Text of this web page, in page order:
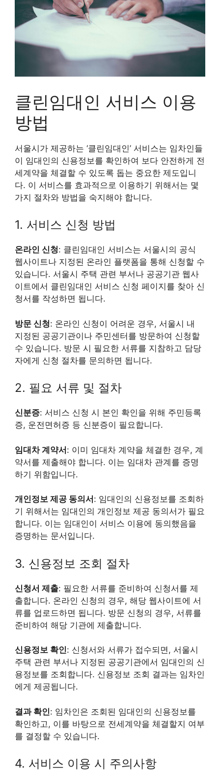
클린임대인 서비스 이용
방법
서울시가 제공하는 ‘클린임대인’ 서비스는 임차인들
이 임대인의 신용정보를 확인하여 보다 안전하게 전
세계약을 체결할 수 있도록 돕는 중요한 제도입니
다. 이 서비스를 효과적으로 이용하기 위해서는 몇
가지 절차와 방법을 숙지해야 합니다.
1. 서비스 신청 방법
온라인 신청: 클린임대인 서비스는 서울시의 공식
웹사이트나 지정된 온라인 플랫폼을 통해 신청할 수
있습니다. 서울시 주택 관련 부서나 공공기관 웹사
이트에서 클린임대인 서비스 신청 페이지를 찾아 신
청서를 작성하면 됩니다.
방문 신청: 온라인 신청이 어려운 경우, 서울시 내
지정된 공공기관이나 주민센터를 방문하여 신청할
수 있습니다. 방문 시 필요한 서류를 지참하고 담당
자에게 신청 절차를 문의하면 됩니다.
2. 필요 서류 및 절차
신분증: 서비스 신청 시 본인 확인을 위해 주민등록
증, 운전면허증 등 신분증이 필요합니다.
임대차 계약서: 이미 임대차 계약을 체결한 경우, 계
약서를 제출해야 합니다. 이는 임대차 관계를 증명
하기 위함입니다.
개인정보 제공 동의서 : 임대인의 신용정보를 조회하
기 위해서는 임대인의 개인정보 제공 동의서가 필요
합니다. 이는 임대인이 서비스 이용에 동의했음을
증명하는 문서입니다.
3. 신용정보 조회 절차
신청서 제출: 필요한 서류를 준비하여 신청서를 제
출합니다. 온라인 신청의 경우, 해당 웹사이트에 서
류를 업로드하면 됩니다. 방문 신청의 경우, 서류를
준비하여 해당 기관에 제출합니다.
신용정보 확인: 신청서와 서류가 접수되면, 서울시
주택 관련 부서나 지정된 공공기관에서 임대인의 신
용정보를 조회합니다. 신용정보 조회 결과는 임차인
에게 제공됩니다.
결과 확인: 임차인은 조회된 임대인의 신용정보를
확인하고, 이를 바탕으로 전세계약을 체결할지 여부
를 결정할 수 있습니다.
4. 서비스 이용 시 주의사항